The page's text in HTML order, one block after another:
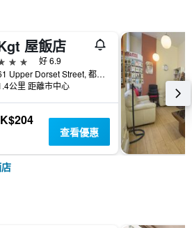
屋飯店
星級
好 6.9
61 Upper Dorset Street, 都柏林, 愛爾蘭
公里 距離市中心
查看優惠